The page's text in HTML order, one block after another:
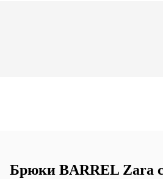
Брюки BARREL Zara